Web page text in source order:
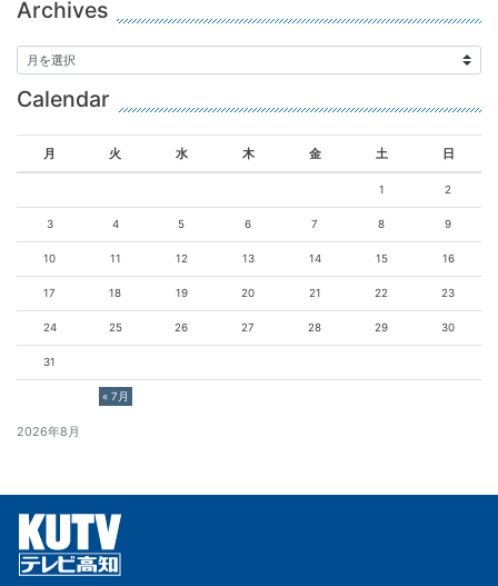
Archives
Calendar
2026年8月
月 火 水 木 金 土 日
« 7月
1 2
3 4 5 6 7 8 9
10 11 12 13 14 15 16
17 18 19 20 21 22 23
24 25 26 27 28 29 30
31